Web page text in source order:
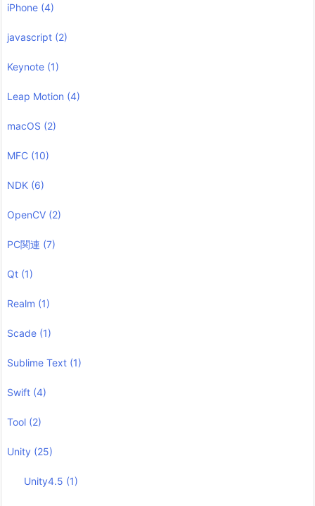
iPhone (4)
javascript (2)
Keynote (1)
Leap Motion (4)
macOS (2)
MFC (10)
NDK (6)
OpenCV (2)
PC関連 (7)
Qt (1)
Realm (1)
Scade (1)
Sublime Text (1)
Swift (4)
Tool (2)
Unity (25)
Unity4.5 (1)